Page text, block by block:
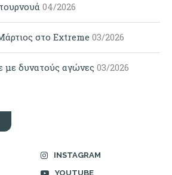
04/2026
στο Extreme 03/2026
με δυνατούς αγώνες 03/2026
INSTAGRAM
YOUTUBE